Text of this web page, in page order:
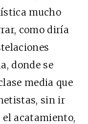
mucho
como diría
donde se
media que
sin ir
el acatamiento,